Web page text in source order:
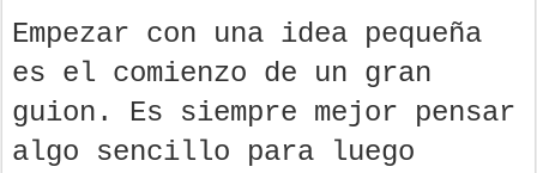
Empezar con una idea pequeña
es el comienzo de un gran
guion. Es siempre mejor pensar
algo sencillo para luego